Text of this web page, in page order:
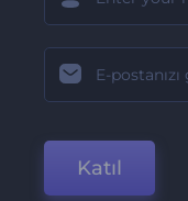
Katıl